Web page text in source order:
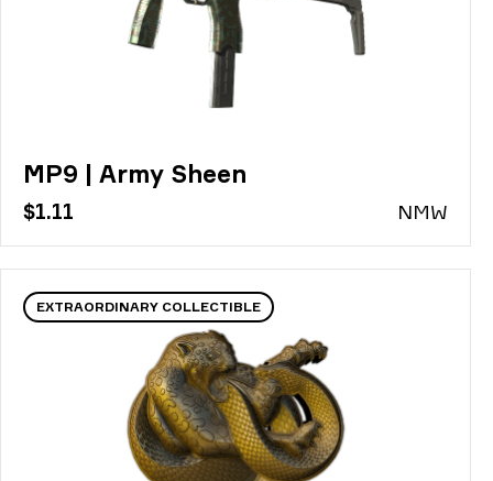
MP9 | Army Sheen
$1.11 NMW
EXTRAORDINARY COLLECTIBLE